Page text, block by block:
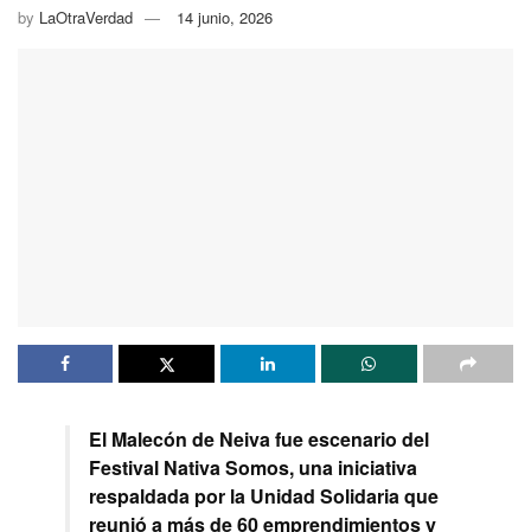
by LaOtraVerdad 14 junio, 2026
El Malecón de Neiva fue escenario del
Festival Nativa Somos, una iniciativa
respaldada por la Unidad Solidaria que
reunió a más de 60 emprendimientos y